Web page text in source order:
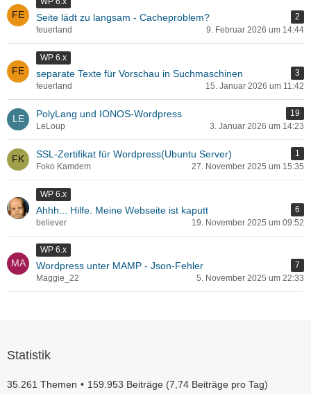
Seite lädt zu langsam - Cacheproblem?
2
feuerland
9. Februar 2026 um 14:44
WP 6.x
separate Texte für Vorschau in Suchmaschinen
3
feuerland
15. Januar 2026 um 11:42
PolyLang und IONOS-Wordpress
19
LeLoup
3. Januar 2026 um 14:23
SSL-Zertifikat für Wordpress(Ubuntu Server)
1
Foko Kamdem
27. November 2025 um 15:35
WP 6.x
Ahhh... Hilfe. Meine Webseite ist kaputt
6
believer
19. November 2025 um 09:52
WP 6.x
Wordpress unter MAMP - Json-Fehler
7
Maggie_22
5. November 2025 um 22:33
Statistik
35.261 Themen 159.953 Beiträge (7,74 Beiträge pro Tag)